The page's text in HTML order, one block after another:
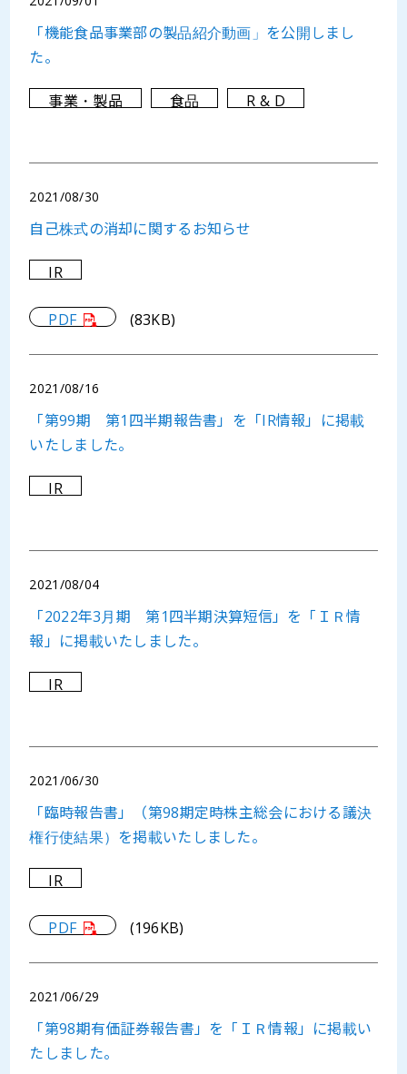
「機能食品事業部の製品紹介動画」を公開しまし
た。
事業・製品 食品 R & D
2021/08/30
自己株式の消却に関するお知らせ
IR
PDF (83KB)
2021/08/16
「第99期 第1四半期報告書」を「IR情報」に掲載
いたしました。
IR
2021/08/04
「2022年3月期 第1四半期決算短信」を「ＩＲ情
報」に掲載いたしました。
IR
2021/06/30
「臨時報告書」（第98期定時株主総会における議決
権行使結果）を掲載いたしました。
IR
PDF (196KB)
2021/06/29
「第98期有価証券報告書」を「ＩＲ情報」に掲載い
たしました。